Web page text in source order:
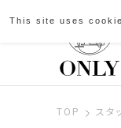
TOP スタ
This site uses